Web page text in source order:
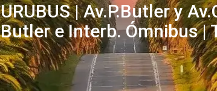
URUBUS | Av.P.Butler y
Butler e Interb. Ómnibus |